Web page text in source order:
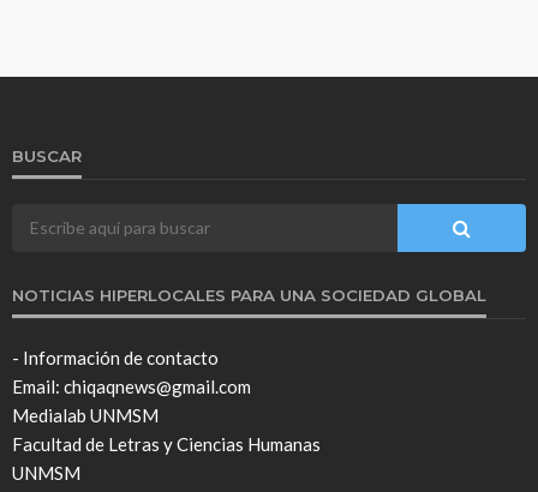
BUSCAR
NOTICIAS HIPERLOCALES PARA UNA SOCIEDAD GLOBAL
- Información de contacto
Email: chiqaqnews@gmail.com
Medialab UNMSM
Facultad de Letras y Ciencias Humanas
UNMSM